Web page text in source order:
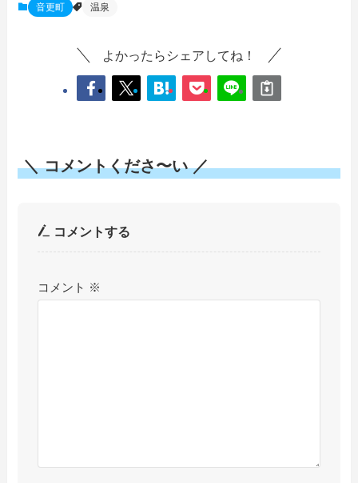
音更町 温泉
よかったらシェアしてね！
＼ コメントくださ〜い ／
コメントする
コメント ※